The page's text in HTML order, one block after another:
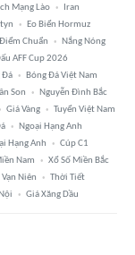
Mạng Lào
Iran
Eo Biển Hormuz
Điểm Chuẩn
Nắng Nóng
AFF Cup 2026
Đá
Bóng Đá Việt Nam
Son
Nguyễn Đình Bắc
Giá Vàng
Tuyển Việt Nam
Ngoại Hạng Anh
Hạng Anh
Cúp C1
Nam
Xổ Số Miền Bắc
Niên
Thời Tiết
Giá Xăng Dầu